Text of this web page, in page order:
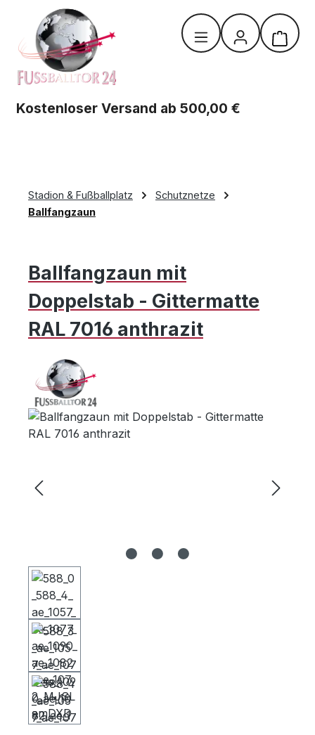
Zum Hauptinhalt springen
Kostenloser Versand ab 500,00 €
Stadion & Fußballplatz
Schutznetze
Ballfangzaun
Ballfangzaun mit
Doppelstab - Gittermatte
RAL 7016 anthrazit
Bildergalerie überspringen